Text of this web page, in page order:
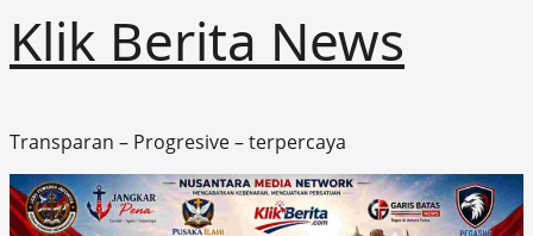
Klik Berita News
Transparan – Progresive – terpercaya